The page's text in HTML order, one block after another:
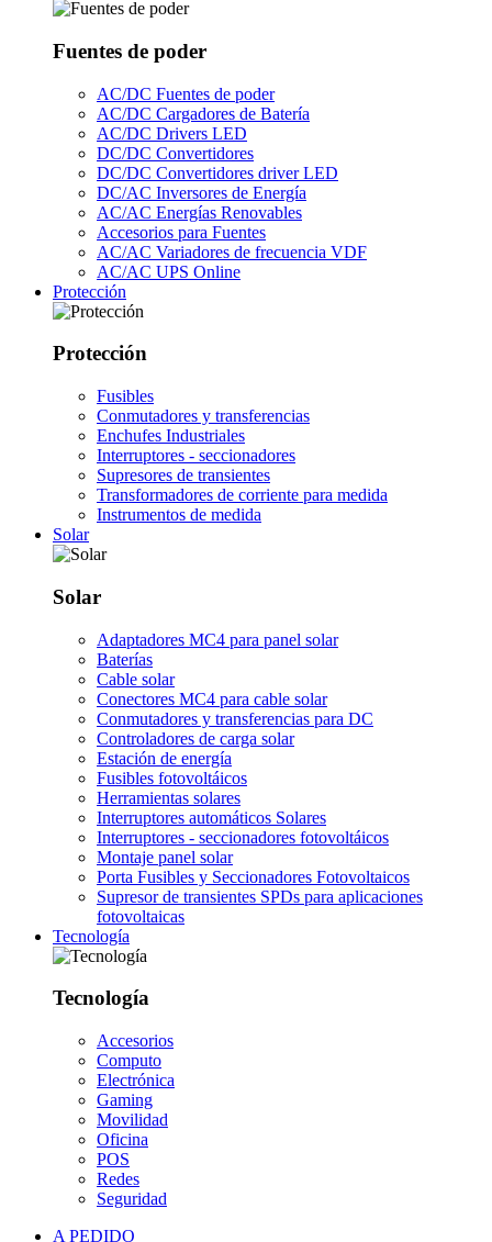
Fuentes de poder
AC/DC Fuentes de poder
AC/DC Cargadores de Batería
AC/DC Drivers LED
DC/DC Convertidores
DC/DC Convertidores driver LED
DC/AC Inversores de Energía
AC/AC Energías Renovables
Accesorios para Fuentes
AC/AC Variadores de frecuencia VDF
AC/AC UPS Online
Protección
Protección
Fusibles
Conmutadores y transferencias
Enchufes Industriales
Interruptores - seccionadores
Supresores de transientes
Transformadores de corriente para medida
Instrumentos de medida
Solar
Solar
Adaptadores MC4 para panel solar
Baterías
Cable solar
Conectores MC4 para cable solar
Conmutadores y transferencias para DC
Controladores de carga solar
Estación de energía
Fusibles fotovoltáicos
Herramientas solares
Interruptores automáticos Solares
Interruptores - seccionadores fotovoltáicos
Montaje panel solar
Porta Fusibles y Seccionadores Fotovoltaicos
Supresor de transientes SPDs para aplicaciones
fotovoltaicas
Tecnología
Tecnología
Accesorios
Computo
Electrónica
Gaming
Movilidad
Oficina
POS
Redes
Seguridad
A PEDIDO